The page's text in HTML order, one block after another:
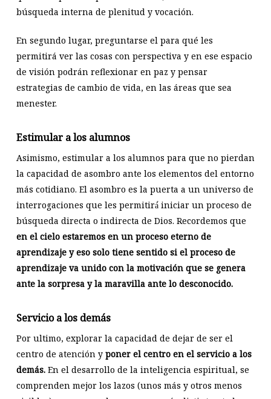
búsqueda interna de plenitud y vocación.
En segundo lugar, preguntarse el para qué les
permitirá ver las cosas con perspectiva y en ese espacio
de visión podrán reflexionar en paz y pensar
estrategias de cambio de vida, en las áreas que sea
menester.
Estimular a los alumnos
Asimismo, estimular a los alumnos para que no pierdan
la capacidad de asombro ante los elementos del entorno
más cotidiano. El asombro es la puerta a un universo de
interrogaciones que les permitirá́ iniciar un proceso de
búsqueda directa o indirecta de Dios. Recordemos que
en el cielo estaremos en un proceso eterno de
aprendizaje y eso solo tiene sentido si el proceso de
aprendizaje va unido con la motivación que se genera
ante la sorpresa y la maravilla ante lo desconocido.
Servicio a los demás
Por ultimo, explorar la capacidad de dejar de ser el
centro de atención y poner el centro en el servicio a los
demás.En el desarrollo de la inteligencia espiritual, se
comprenden mejor los lazos (unos más y otros menos